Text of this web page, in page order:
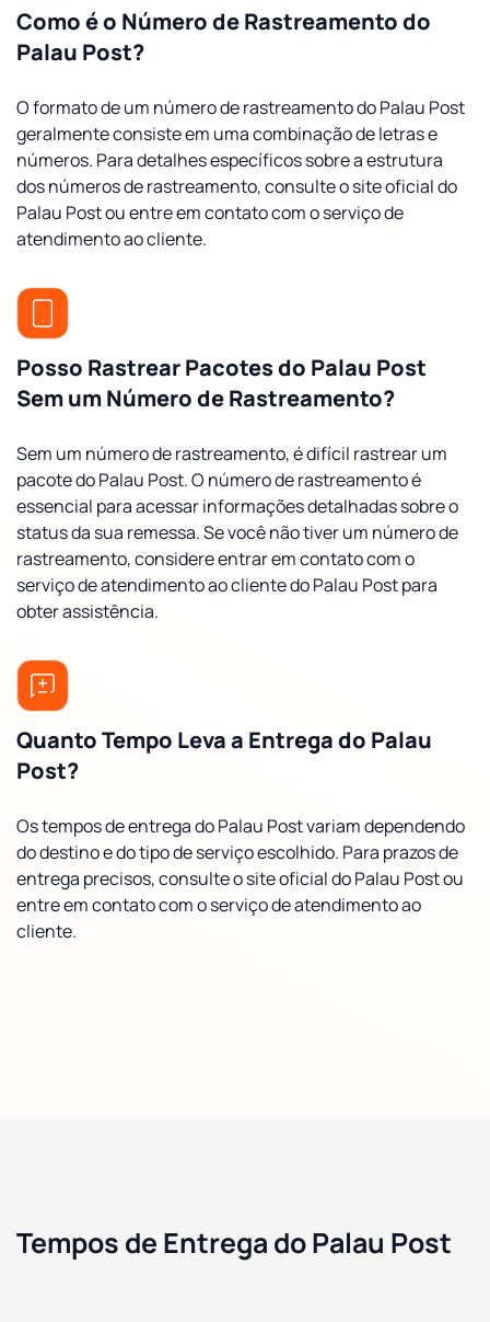
Como é o Número de Rastreamento do
Palau Post?
O formato de um número de rastreamento do Palau Post
geralmente consiste em uma combinação de letras e
números. Para detalhes específicos sobre a estrutura
dos números de rastreamento, consulte o site oficial do
Palau Post ou entre em contato com o serviço de
atendimento ao cliente.
Posso Rastrear Pacotes do Palau Post
Sem um Número de Rastreamento?
Sem um número de rastreamento, é difícil rastrear um
pacote do Palau Post. O número de rastreamento é
essencial para acessar informações detalhadas sobre o
status da sua remessa. Se você não tiver um número de
rastreamento, considere entrar em contato com o
serviço de atendimento ao cliente do Palau Post para
obter assistência.
Quanto Tempo Leva a Entrega do Palau
Post?
Os tempos de entrega do Palau Post variam dependendo
do destino e do tipo de serviço escolhido. Para prazos de
entrega precisos, consulte o site oficial do Palau Post ou
entre em contato com o serviço de atendimento ao
cliente.
Tempos de Entrega do Palau Post